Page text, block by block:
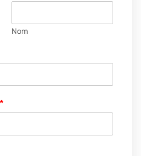
Nom
*